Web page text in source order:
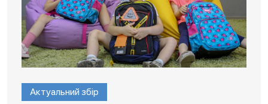
Актуальний збір